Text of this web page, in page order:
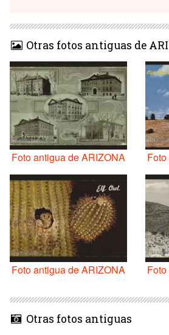
Otras fotos antiguas de
Foto antigua de ARIZONA
Foto antigua de ARIZONA
Otras fotos antiguas